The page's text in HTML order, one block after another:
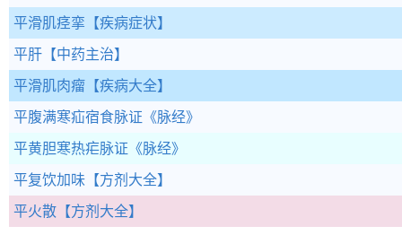
平滑肌痉挛 【疾病症状】
平肝 【中药主治】
平滑肌肉瘤 【疾病大全】
平腹满寒疝宿食脉证 《脉经》
平黄胆寒热疟脉证 《脉经》
平复饮加味 【方剂大全】
平火散 【方剂大全】